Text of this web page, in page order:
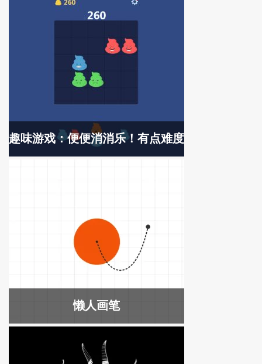
趣味游戏：便便消消乐！有点难度
懒人画笔